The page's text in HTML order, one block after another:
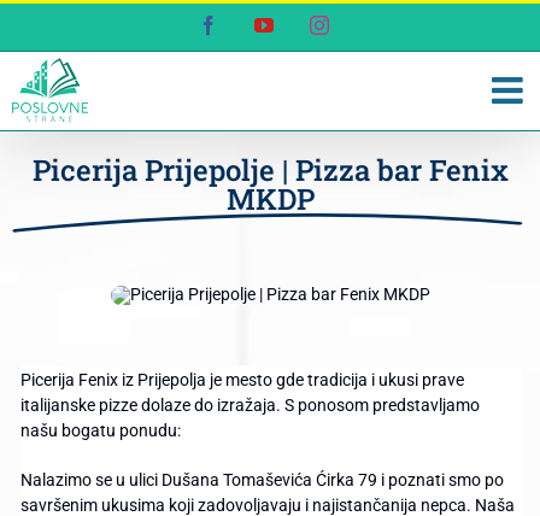
content
FacebookYouTubeInstagram
Picerija Prijepolje | Pizza bar Fenix
MKDP
Picerija Fenix iz Prijepolja je mesto gde tradicija i ukusi prave
italijanske pizze dolaze do izražaja. S ponosom predstavljamo
našu bogatu ponudu:
Nalazimo se u ulici Dušana Tomaševića Ćirka 79 i poznati smo po
savršenim ukusima koji zadovoljavaju i najistančanija nepca. Naša